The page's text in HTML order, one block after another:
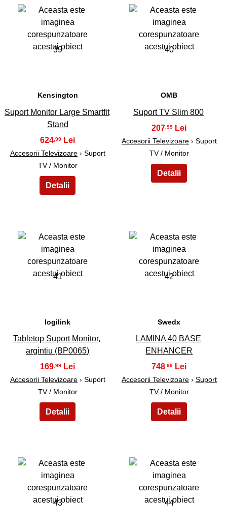
39
Kensington
Suport Monitor Large Smartfit
Stand
624 ,99
Accesorii Televizoare› Suport
TV / Monitor
40
OMB
Suport TV Slim 800
207 ,99
Accesorii Televizoare› Suport
TV / Monitor
41
logilink
Tabletop Suport Monitor,
argintiu (BP0065)
169,99
Accesorii Televizoare› Suport
TV / Monitor
42
Swedx
LAMINA 40 BASE
ENHANCER
748,99
Accesorii Televizoare› Suport
TV / Monitor
43 44